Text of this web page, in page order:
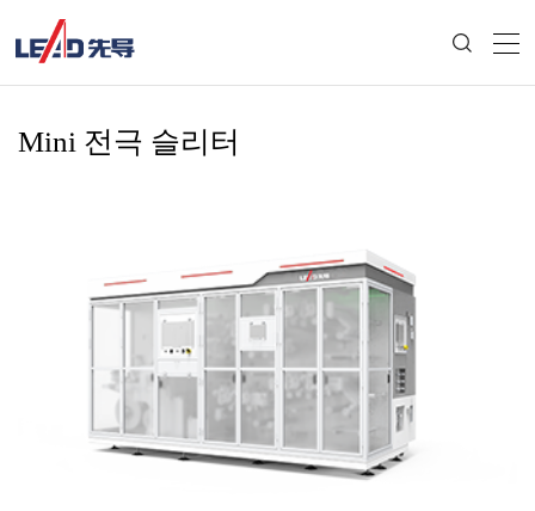
Mini 전극 슬리터